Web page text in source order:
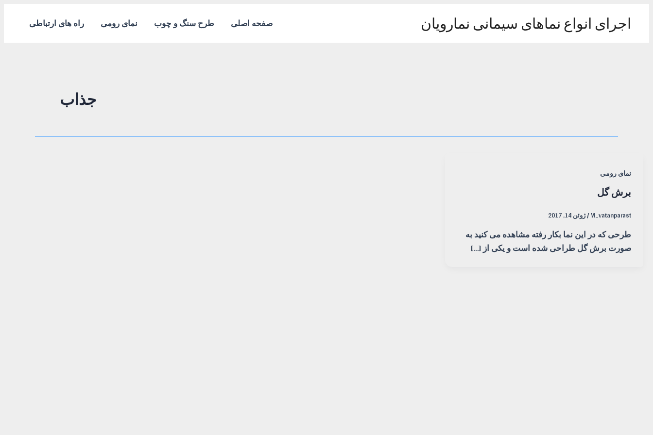
اجرای انواع نماهای سیمانی نمارویان صفحه اصلی طرح سنگ و چوب نمای رومی راه های ارتباطی
جذاب
نمای رومی
برش گل
M_vatanparast
/ژوئن 14, 2017
طرحی که در این نما بکار رفته مشاهده می کنید به
صورت برش گل طراحی شده است و یکی از […]